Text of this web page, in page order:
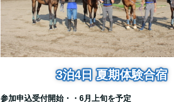
3泊4日 夏期体験合宿
参加申込受付開始・・6月上旬を予定